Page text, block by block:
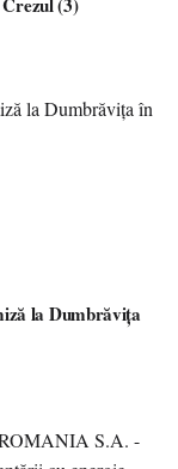
la Dumbrăvița